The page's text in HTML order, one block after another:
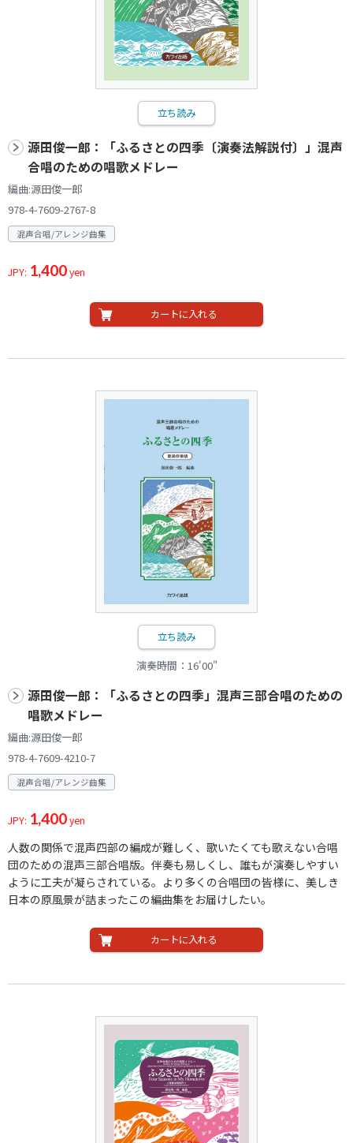
立ち読み
源田俊一郎：「ふるさとの四季〔演奏法解説付〕」混声
合唱のための唱歌メドレー
編曲:源田俊一郎
978-4-7609-2767-8
混声合唱/アレンジ曲集
JPY: 1,400yen
カートに入れる
立ち読み
演奏時間：16'00"
源田俊一郎：「ふるさとの四季」混声三部合唱のための
唱歌メドレー
編曲:源田俊一郎
978-4-7609-4210-7
混声合唱/アレンジ曲集
JPY: 1,400yen
人数の関係で混声四部の編成が難しく、歌いたくても歌えない合唱
団のための混声三部合唱版。伴奏も易しくし、誰もが演奏しやすい
ように工夫が凝らされている。より多くの合唱団の皆様に、美しき
日本の原風景が詰まったこの編曲集をお届けしたい。
カートに入れる